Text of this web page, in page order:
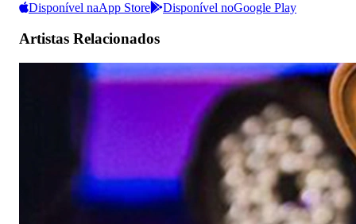
Disponível naApp Store Disponível noGoogle Play
Artistas Relacionados